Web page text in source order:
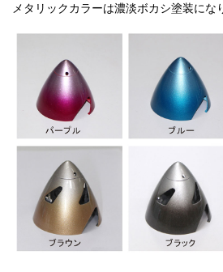
メタリックカラーは濃淡ボカシ塗装にな